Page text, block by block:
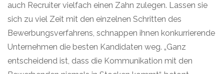
auch Recruiter vielfach einen Zahn zulegen. Lassen sie
sich zu viel Zeit mit den einzelnen Schritten des
Bewerbungsverfahrens, schnappen ihnen konkurrierende
Unternehmen die besten Kandidaten weg. „Ganz
entscheidend ist, dass die Kommunikation mit den